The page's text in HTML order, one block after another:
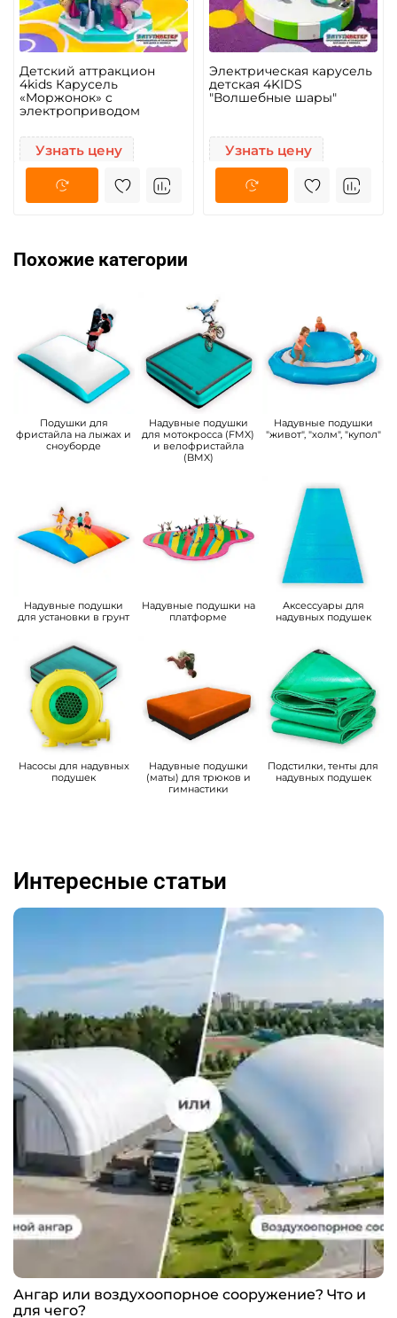
Детский аттракцион
4kids Карусель
«Моржонок» c
электроприводом
Узнать цену
Электрическая карусель
детская 4KIDS
"Волшебные шары"
Узнать цену
Похожие категории
Подушки для
фристайла на лыжах и
сноуборде
Надувные подушки
для мотокросса (FMX)
и велофристайла
(BMX)
Надувные подушки
"живот", "холм", "купол"
Надувные подушки
для установки в грунт
Надувные подушки на
платформе
Аксессуары для
надувных подушек
Насосы для надувных
подушек
Надувные подушки
(маты) для трюков и
гимнастики
Подстилки, тенты для
надувных подушек
Интересные статьи
Ангар или воздухоопорное сооружение? Что и
для чего?